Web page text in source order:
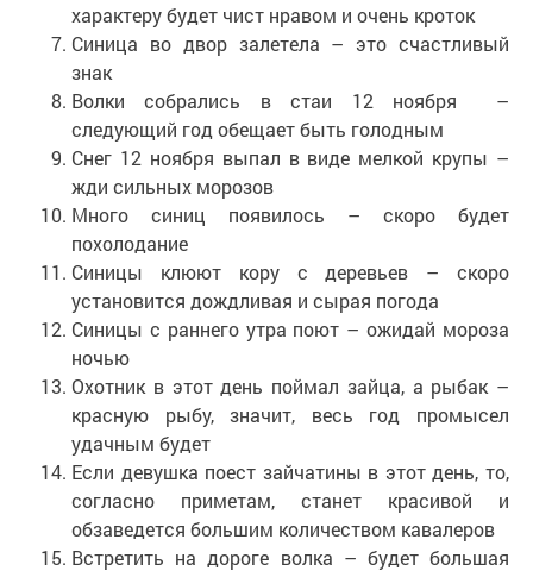
характеру будет чист нравом и очень кроток
Синица во двор залетела – это счастливый
знак
Волки собрались в стаи 12 ноября –
следующий год обещает быть голодным
Снег 12 ноября выпал в виде мелкой крупы –
жди сильных морозов
Много синиц появилось – скоро будет
похолодание
Синицы клюют кору с деревьев – скоро
установится дождливая и сырая погода
Синицы с раннего утра поют – ожидай мороза
ночью
Охотник в этот день поймал зайца, а рыбак –
красную рыбу, значит, весь год промысел
удачным будет
Если девушка поест зайчатины в этот день, то,
согласно приметам, станет красивой и
обзаведется большим количеством кавалеров
Встретить на дороге волка – будет большая